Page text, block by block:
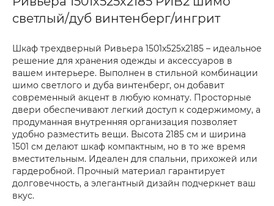
светлый/дуб винтенберг/ингрит
Шкаф трехдверный Ривьера 1501х525х2185 – идеальное
решение для хранения одежды и аксессуаров в
вашем интерьере. Выполнен в стильной комбинации
шимо светлого и дуба винтенберг, он добавит
современный акцент в любую комнату. Просторные
двери обеспечивают легкий доступ к содержимому, а
продуманная внутренняя организация позволяет
удобно разместить вещи. Высота 2185 см и ширина
1501 см делают шкаф компактным, но в то же время
вместительным. Идеален для спальни, прихожей или
гардеробной. Прочный материал гарантирует
долговечность, а элегантный дизайн подчеркнет ваш
вкус.